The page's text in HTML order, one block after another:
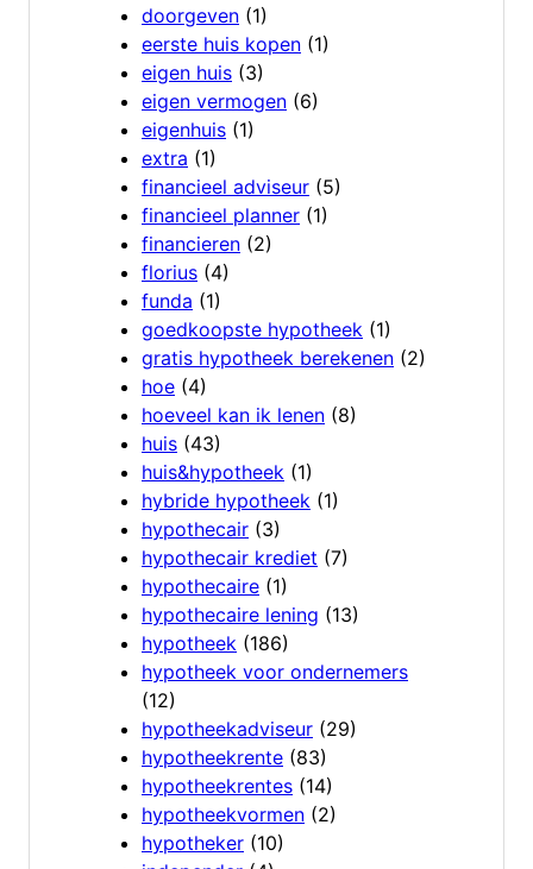
doorgeven (1)
eerste huis kopen (1)
eigen huis (3)
eigen vermogen (6)
eigenhuis (1)
extra (1)
financieel adviseur (5)
financieel planner (1)
financieren (2)
florius (4)
funda (1)
goedkoopste hypotheek (1)
gratis hypotheek berekenen (2)
hoe (4)
hoeveel kan ik lenen (8)
huis (43)
huis&hypotheek (1)
hybride hypotheek (1)
hypothecair (3)
hypothecair krediet (7)
hypothecaire (1)
hypothecaire lening (13)
hypotheek (186)
hypotheek voor ondernemers
(12)
hypotheekadviseur (29)
hypotheekrente (83)
hypotheekrentes (14)
hypotheekvormen (2)
hypotheker (10)